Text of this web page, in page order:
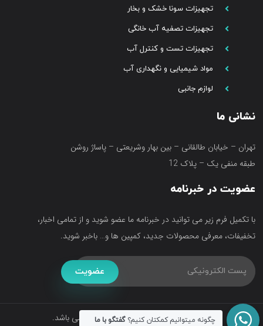
تجهیزات سونا خشک و بخار
تجهیزات تصفیه آب خانگی
تجهیزات تست و کنترل آب
مواد شیمیایی و نگهداری آب
لوازم جانبی
نشانی ما
تهران – خیابان طالقانی – بین بهار وشریعتی – پاساژ روشن
طبقه منفی یک – پلاک 12
عضویت در خبرنامه
با تکمیل فرم زیر می توانید در خبرنامه ما عضو شوید و از تمامی اخبار،
تخفیفات، معرفی محصولات جدید، کمپین ها و… باخبر شوید.
عضویت
تمامی حقوق متعلق به فروشگاه آکواتک می باشد.
چگونه میتوانیم کمکتان کنیم؟گفتگو با ما